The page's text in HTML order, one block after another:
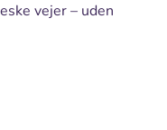
vejer – uden